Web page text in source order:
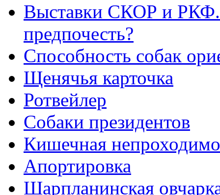
Выставки СКОР и РКФ.
предпочесть?
Способность собак
Щенячья карточка
Ротвейлер
Собаки президентов
Кишечная
Апортировка
Шарпланинская